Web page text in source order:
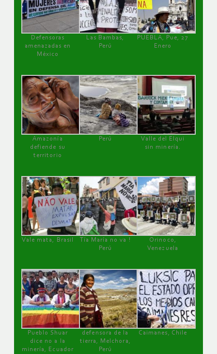
Defensoras
amenazadas en
México
Las Bambas,
Perú
PUEBLA, Pue, 27
Enero
Amazonía
defiende su
territorio
Perú
Valle del Elqui
sin minería.
Vale mata, Brasil
Tía María no va !
Perú
Orinoco,
Venezuela
Pueblo Shuar
dice no a la
minería, Ecuador
defensora de la
tierra, Melchora,
Perú
Caimanes, Chile